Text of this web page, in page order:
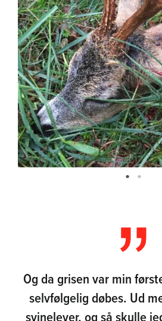
Previous
Og da grisen var min
selvfølgelig døbes. Ud
svinelever, og så skulle